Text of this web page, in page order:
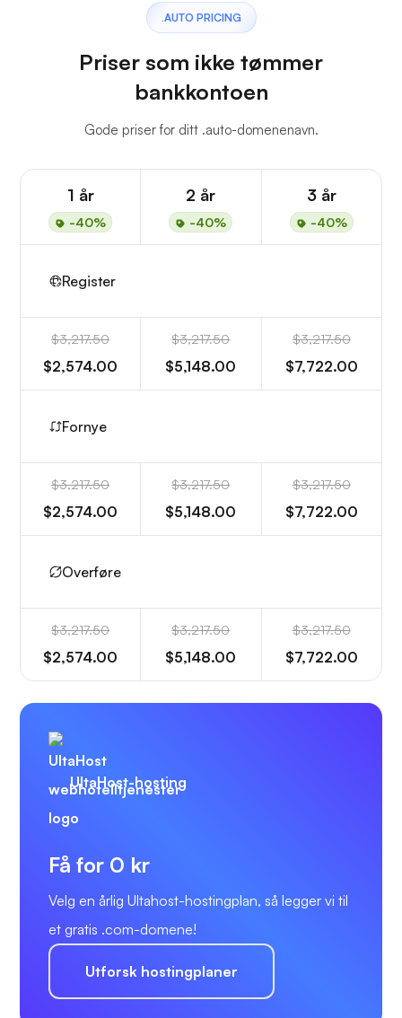
.AUTO PRICING
Priser som ikke tømmer
bankkontoen
Gode priser for ditt .auto-domenenavn.
1 år
-40%
2 år
-40%
3 år
-40%
Register
$3,217.50
$2,574.00
$3,217.50
$5,148.00
$3,217.50
$7,722.00
Fornye
$3,217.50
$2,574.00
$3,217.50
$5,148.00
$3,217.50
$7,722.00
Overføre
$3,217.50
$2,574.00
$3,217.50
$5,148.00
$3,217.50
$7,722.00
UltaHost-hosting
Få for 0 kr
Velg en årlig Ultahost-hostingplan, så legger vi til
et gratis .com-domene!
Utforsk hostingplaner